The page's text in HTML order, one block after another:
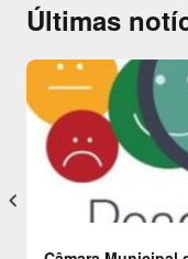
Últimas
keyboard_arrow_left